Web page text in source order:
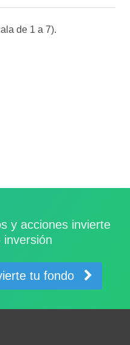
de 1 a 7).
y acciones invierte
inversión
tu fondo